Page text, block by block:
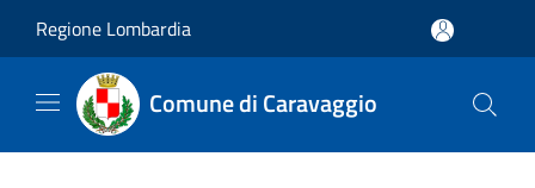
Regione Lombardia
Comune di Caravaggio